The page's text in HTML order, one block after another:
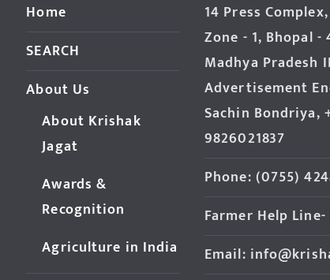
Home
SEARCH
About Us
About Krishak
Jagat
Awards &
Recognition
Agriculture in India
14 Press
Zone - 1, Bhopal -
Madhya Pradesh
Advertisement
Sachin Bondriya,
9826021837
Phone: (0755)
Farmer Help Line-
Email: